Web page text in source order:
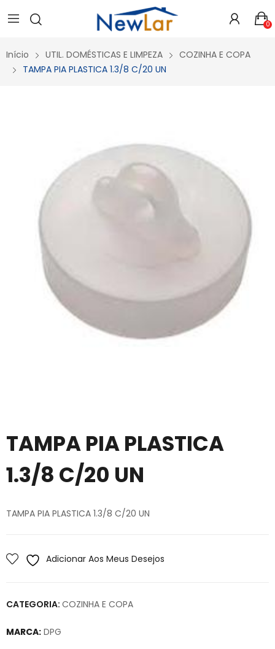
Secure crypto portfolio manager for desktops and mobile -
Visit Ledger Live
- easily manage, stake, and track assets. 0
Início UTIL. DOMÉSTICAS E LIMPEZA
COZINHA E COPA
TAMPA PIA PLASTICA 1.3/8 C/20 UN
TAMPA PIA PLASTICA
1.3/8 C/20 UN
TAMPA PIA PLASTICA 1.3/8 C/20 UN
Adicionar Aos Meus Desejos
CATEGORIA: COZINHA E COPA
MARCA: DPG